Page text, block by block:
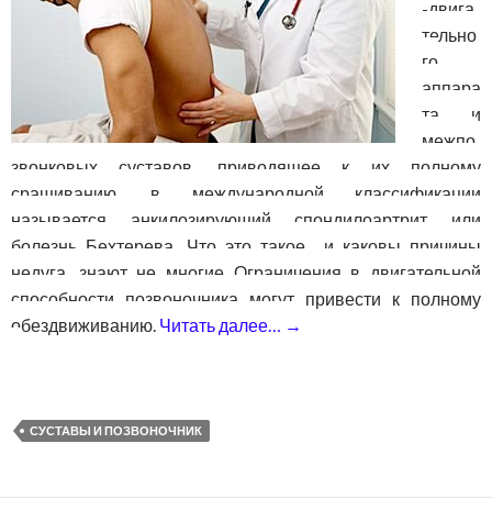
-двига
тельно
го
аппара
та и
межпо
звонковых суставов, приводящее к их полному
сращиванию, в международной классификации
называется анкилозирующий спондилоартрит или
болезнь Бехтерева. Что это такое и каковы причины
недуга, знают не многие Ограничения в двигательной
способности позвоночника могут привести к полному
обездвиживанию. Читать далее… →
СУСТАВЫ И ПОЗВОНОЧНИК